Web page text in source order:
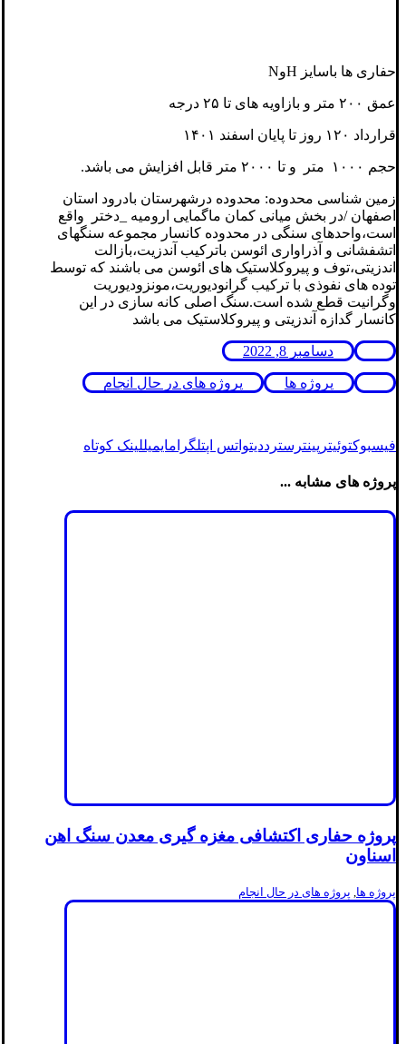
حفاری ها باسایز HوN
عمق ۲۰۰ متر و بازاویه های تا ۲۵ درجه
قرارداد ۱۲۰ روز تا پایان اسفند ۱۴۰۱
حجم ۱۰۰۰ متر و تا ۲۰۰۰ متر قابل افزایش می باشد.
زمین شناسی محدوده: محدوده درشهرستان بادرود استان
اصفهان /در بخش میانی کمان ماگمایی ارومیه _دختر واقع
است،واحدهای سنگی در محدوده کانسار مجموعه سنگهای
اتشفشانی و آذراواری ائوسن باترکیب آندزیت،بازالت
اندزیتی،توف و پیروکلاستیک های ائوسن می باشند که توسط
توده های نفوذی با ترکیب گرانودیوریت،مونزودیوریت
وگرانیت قطع شده است.سنگ اصلی کانه سازی در این
کانسار گدازه آندزیتی و پیروکلاستیک می باشد
دسامبر 8, 2022
پروژه ها پروژه های در حال انجام
فیسبوکتوئیتر پینترسترددیتواتس اپتلگرامایمیللینک کوتاه
پروژه های مشابه ...
پروژه حفاری اکتشافی مغزه گیری معدن سنگ اهن
اسناون
پروژه ها پروژه های در حال انجام